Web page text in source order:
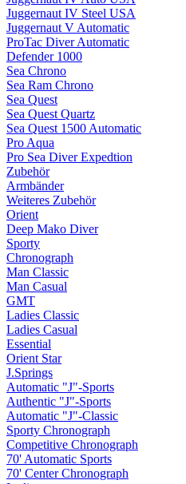
Juggernaut IV Steel USA
Juggernaut V Automatic
ProTac Diver Automatic
Defender 1000
Sea Chrono
Sea Ram Chrono
Sea Quest
Sea Quest Quartz
Sea Quest 1500 Automatic
Pro Aqua
Pro Sea Diver Expedtion
Zubehör
Armbänder
Weiteres Zubehör
Orient
Deep Mako Diver
Sporty
Chronograph
Man Classic
Man Casual
GMT
Ladies Classic
Ladies Casual
Essential
Orient Star
J.Springs
Automatic "J"-Sports
Authentic "J"-Sports
Automatic "J"-Classic
Sporty Chronograph
Competitive Chronograph
70' Automatic Sports
70' Center Chronograph